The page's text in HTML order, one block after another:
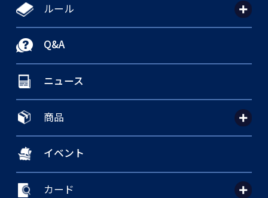
ルール
Q&A
ニュース
商品
イベント
カード